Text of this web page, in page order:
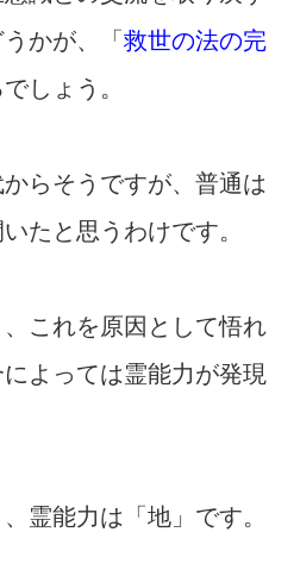
かが、「 救世の法の完
しょう。
らそうですが、普通は
たと思うわけです。
これを原因として悟れ
よっては霊能力が発現
霊能力は「地」です。